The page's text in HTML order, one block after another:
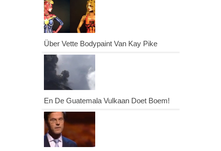
Über Vette Bodypaint Van Kay Pike
En De Guatemala Vulkaan Doet Boem!